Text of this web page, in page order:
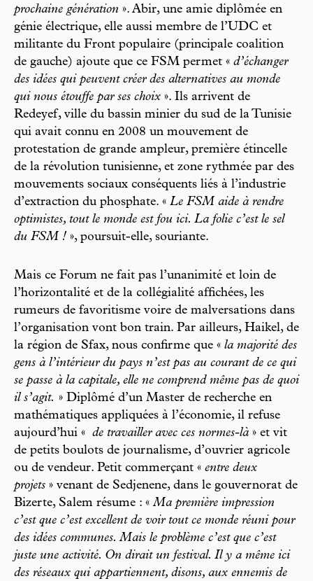
prochaine génération ». Abir, une amie diplômée en
génie électrique, elle aussi membre de l’UDC et
militante du Front populaire (principale coalition
de gauche) ajoute que ce FSM permet « d’échanger
des idées qui peuvent créer des alternatives au monde
qui nous étouffe par ses choix ». Ils arrivent de
Redeyef, ville du bassin minier du sud de la Tunisie
qui avait connu en 2008 un mouvement de
protestation de grande ampleur, première étincelle
de la révolution tunisienne, et zone rythmée par des
mouvements sociaux conséquents liés à l’industrie
d’extraction du phosphate. « Le FSM aide à rendre
optimistes, tout le monde est fou ici. La folie c’est le sel
du FSM ! », poursuit-elle, souriante.
Mais ce Forum ne fait pas l’unanimité et loin de
l’horizontalité et de la collégialité affichées, les
rumeurs de favoritisme voire de malversations dans
l’organisation vont bon train. Par ailleurs, Haikel, de
la région de Sfax, nous confirme que « la majorité des
gens à l’intérieur du pays n’est pas au courant de ce qui
se passe à la capitale, elle ne comprend même pas de quoi
il s’agit. » Diplômé d’un Master de recherche en
mathématiques appliquées à l’économie, il refuse
aujourd’hui « de travailler avec ces normes-là » et vit
de petits boulots de journalisme, d’ouvrier agricole
ou de vendeur. Petit commerçant « entre deux
projets » venant de Sedjenene, dans le gouvernorat de
Bizerte, Salem résume : «Ma première impression
c’est que c’est excellent de voir tout ce monde réuni pour
des idées communes. Mais le problème c’est que c’est
juste une activité. On dirait un festival. Il y a même ici
des réseaux qui appartiennent, disons, aux ennemis de